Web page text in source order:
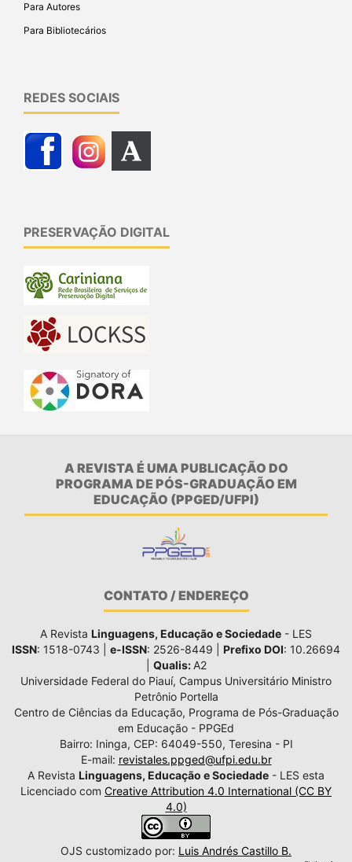
Para Autores
Para Bibliotecários
REDES SOCIAIS
PRESERVAÇÃO DIGITAL
A REVISTA É UMA PUBLICAÇÃO DO
PROGRAMA DE PÓS-GRADUAÇÃO EM
EDUCAÇÃO (PPGED/UFPI)
CONTATO / ENDEREÇO
A Revista Linguagens, Educação e Sociedade - LES
ISSN: 1518-0743 | e-ISSN: 2526-8449 | Prefixo DOI: 10.26694
Qualis: A2
Universidade Federal do Piauí, Campus Universitário Ministro
Petrônio Portella
Centro de Ciências da Educação, Programa de Pós-Graduação
em Educação - PPGEd
Bairro: Ininga, CEP: 64049-550, Teresina - PI
E-mail: revistales.ppged@ufpi.edu.br
A Revista Linguagens, Educação e Sociedade - LES esta
Licenciado com Creative Attribution 4.0 International (CC BY
4.0)
OJS customizado por: Luis Andrés Castillo B.